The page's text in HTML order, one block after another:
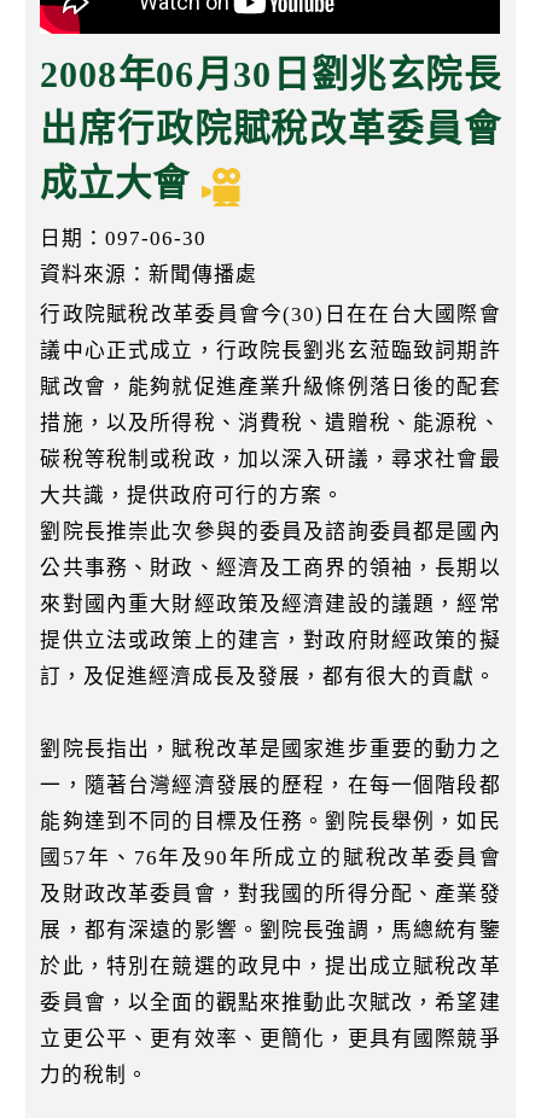
2008年06月30日劉兆玄院長
出席行政院賦稅改革委員會
成立大會
日期：097-06-30
資料來源：新聞傳播處
行政院賦稅改革委員會今(30)日在在台大國際會
議中心正式成立，行政院長劉兆玄蒞臨致詞期許
賦改會，能夠就促進產業升級條例落日後的配套
措施，以及所得稅、消費稅、遺贈稅、能源稅、
碳稅等稅制或稅政，加以深入研議，尋求社會最
大共識，提供政府可行的方案。
劉院長推崇此次參與的委員及諮詢委員都是國內
公共事務、財政、經濟及工商界的領袖，長期以
來對國內重大財經政策及經濟建設的議題，經常
提供立法或政策上的建言，對政府財經政策的擬
訂，及促進經濟成長及發展，都有很大的貢獻。
劉院長指出，賦稅改革是國家進步重要的動力之
一，隨著台灣經濟發展的歷程，在每一個階段都
能夠達到不同的目標及任務。劉院長舉例，如民
國57年、76年及90年所成立的賦稅改革委員會
及財政改革委員會，對我國的所得分配、產業發
展，都有深遠的影響。劉院長強調，馬總統有鑒
於此，特別在競選的政見中，提出成立賦稅改革
委員會，以全面的觀點來推動此次賦改，希望建
立更公平、更有效率、更簡化，更具有國際競爭
力的稅制。